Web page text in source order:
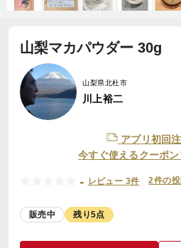
山梨マカパウダー 30g
山梨県北杜市
川上裕二
アプリ初回
今すぐ使えるクーポ
- レビュー 3件 2件の
販売中 残り5点